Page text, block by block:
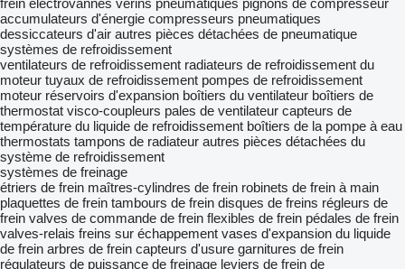
frein électrovannes vérins pneumatiques pignons de compresseur
accumulateurs d'énergie compresseurs pneumatiques
dessiccateurs d'air autres pièces détachées de pneumatique
systèmes de refroidissement
ventilateurs de refroidissement radiateurs de refroidissement du
moteur tuyaux de refroidissement pompes de refroidissement
moteur réservoirs d'expansion boîtiers du ventilateur boîtiers de
thermostat visco-coupleurs pales de ventilateur capteurs de
température du liquide de refroidissement boîtiers de la pompe à eau
thermostats tampons de radiateur autres pièces détachées du
système de refroidissement
systèmes de freinage
étriers de frein maîtres-cylindres de frein robinets de frein à main
plaquettes de frein tambours de frein disques de freins régleurs de
frein valves de commande de frein flexibles de frein pédales de frein
valves-relais freins sur échappement vases d'expansion du liquide
de frein arbres de frein capteurs d'usure garnitures de frein
régulateurs de puissance de freinage leviers de frein de